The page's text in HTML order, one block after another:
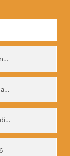
Biomechanik-Demonstration, 2. Kongress der EMF, Mai 1995
Biomechanik-Demonstration, Gennadij Bogdanow im Berliner Ensemble, 04.10.1991
Biomechanik-Workshop mit Gennadij Nikolajewitsch Bogdanow im Mime Centrum Berlin, 1991